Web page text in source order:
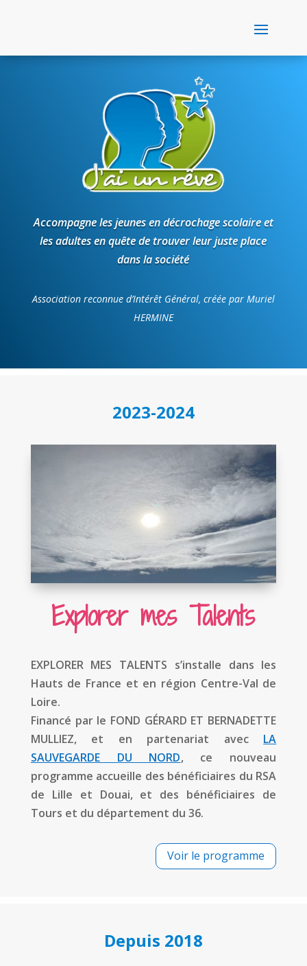
Accompagne les jeunes en décrochage scolaire et
les adultes en quête de trouver leur juste place
dans la société
Association reconnue d’Intérêt Général, créée par Muriel
HERMINE
2023-2024
Explorer mes Talents
EXPLORER MES TALENTS s’installe dans les
Hauts de France et en région Centre-Val de
Loire.
Financé par le FOND GÉRARD ET BERNADETTE
MULLIEZ, et en partenariat avec LA
SAUVEGARDE DU NORD, ce nouveau
programme accueille des bénéficiaires du RSA
de Lille et Douai, et des bénéficiaires de
Tours et du département du 36.
Voir le programme
Depuis 2018